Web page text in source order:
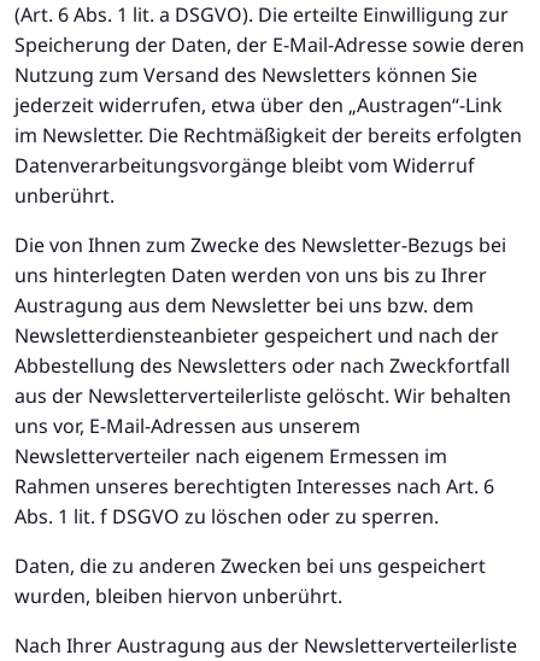
(Art. 6 Abs. 1 lit. a DSGVO). Die erteilte Einwilligung zur
Speicherung der Daten, der E-Mail-Adresse sowie deren
Nutzung zum Versand des Newsletters können Sie
jederzeit widerrufen, etwa über den „Austragen“-Link
im Newsletter. Die Rechtmäßigkeit der bereits erfolgten
Datenverarbeitungsvorgänge bleibt vom Widerruf
unberührt.
Die von Ihnen zum Zwecke des Newsletter-Bezugs bei
uns hinterlegten Daten werden von uns bis zu Ihrer
Austragung aus dem Newsletter bei uns bzw. dem
Newsletterdiensteanbieter gespeichert und nach der
Abbestellung des Newsletters oder nach Zweckfortfall
aus der Newsletterverteilerliste gelöscht. Wir behalten
uns vor, E-Mail-Adressen aus unserem
Newsletterverteiler nach eigenem Ermessen im
Rahmen unseres berechtigten Interesses nach Art. 6
Abs. 1 lit. f DSGVO zu löschen oder zu sperren.
Daten, die zu anderen Zwecken bei uns gespeichert
wurden, bleiben hiervon unberührt.
Nach Ihrer Austragung aus der Newsletterverteilerliste